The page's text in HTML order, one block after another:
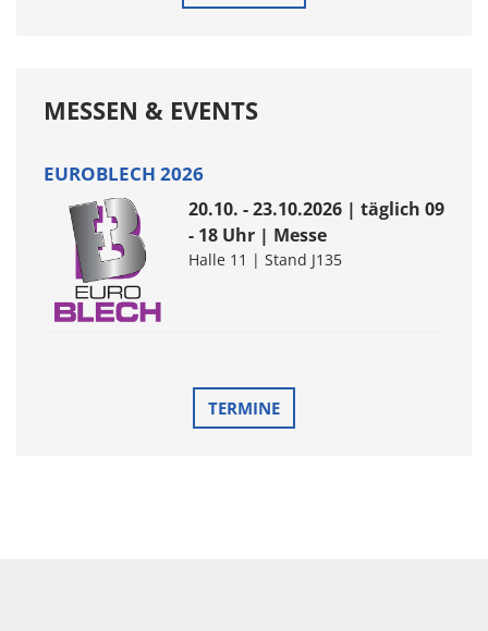
MESSEN & EVENTS
EUROBLECH 2026
20.10. - 23.10.2026 | täglich 09
- 18 Uhr | Messe
Halle 11 | Stand J135
TERMINE